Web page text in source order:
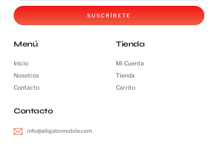
SUSCRÍBETE
Menú
Inicio
Nosotros
Contacto
Tienda
Mi Cuenta
Tienda
Carrito
Contacto
info@alligatormobile.com